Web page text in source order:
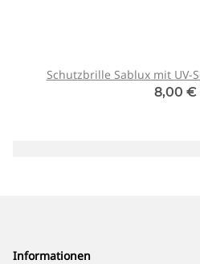
Schutzbrille Sablux mit UV-
8,00 €
Informationen